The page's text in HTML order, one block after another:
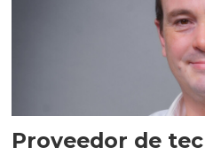
Proveedor de